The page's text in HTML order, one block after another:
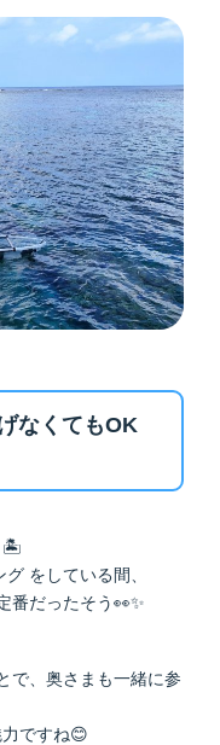
なくてもOK
🏝️
をしている間、
番だったそう👀✨
で、奥さまも一緒に参
ですね😊